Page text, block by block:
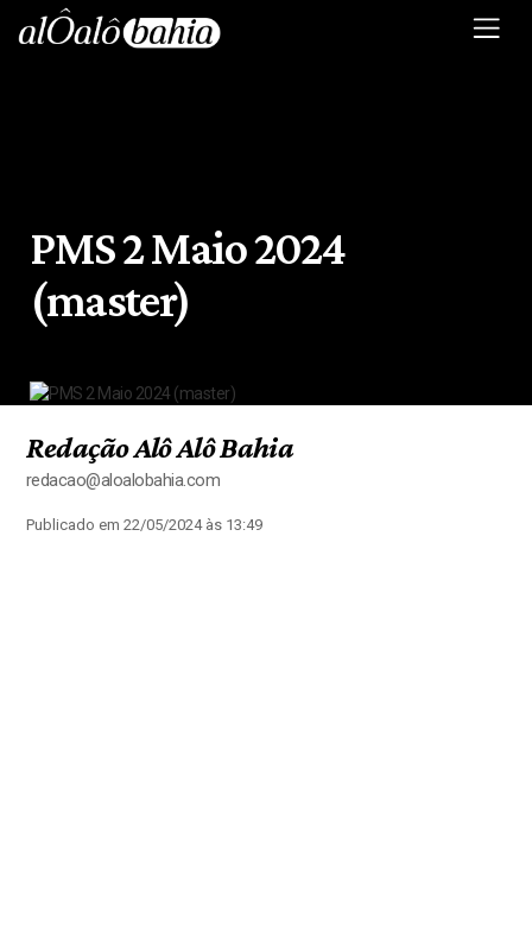
PMS 2 Maio 2024
(master)
Redação Alô Alô Bahia
redacao@aloalobahia.com
Publicado em 22/05/2024 às 13:49